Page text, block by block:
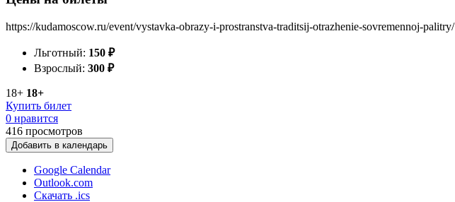
https://kudamoscow.ru/event/vystavka-obrazy-i-prostranstva-traditsij-otrazhenie-sovremennoj-palitry/
Льготный: 150 ₽
Взрослый: 300 ₽
18+ 18+
Купить билет
0 нравится
416 просмотров
Добавить в календарь
Google Calendar
Outlook.com
Скачать .ics